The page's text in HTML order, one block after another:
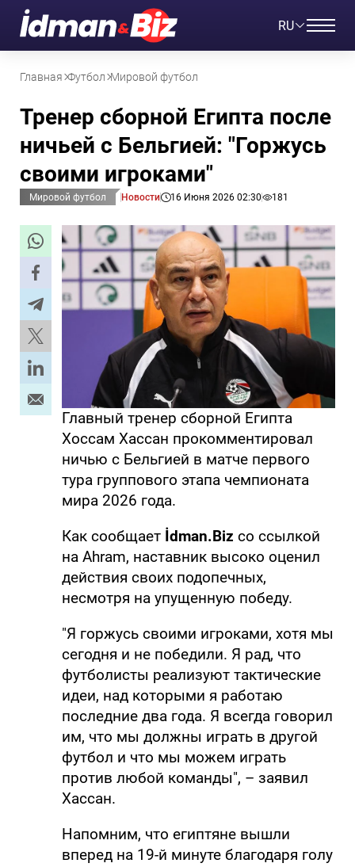
RU
Главная Футбол Мировой футбол
Тренер сборной Египта после
ничьей с Бельгией: "Горжусь
своими игроками"
Мировой футбол Новости 16 Июня 2026 02:30 181
Главный тренер сборной Египта
Хоссам Хассан прокомментировал
ничью с Бельгией в матче первого
тура группового этапа чемпионата
мира 2026 года.
Как сообщает İdman.Biz со ссылкой
на Ahram, наставник высоко оценил
действия своих подопечных,
несмотря на упущенную победу.
"Я горжусь своими игроками, хотя мы
сегодня и не победили. Я рад, что
футболисты реализуют тактические
идеи, над которыми я работаю
последние два года. Я всегда говорил
им, что мы должны играть в другой
футбол и что мы можем играть
против любой команды", – заявил
Хассан.
Напомним, что египтяне вышли
вперед на 19-й минуте благодаря голу